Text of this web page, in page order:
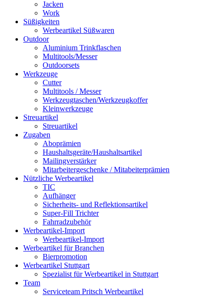
Jacken
Work
Süßigkeiten
Werbeartikel Süßwaren
Outdoor
Aluminium Trinkflaschen
Multitools/Messer
Outdoorsets
Werkzeuge
Cutter
Multitools / Messer
Werkzeugtaschen/Werkzeugkoffer
Kleinwerkzeuge
Streuartikel
Streuartikel
Zugaben
Aboprämien
Haushaltsgeräte/Haushaltsartikel
Mailingverstärker
Mitarbeitergeschenke / Mitabeiterprämien
Nützliche Werbeartikel
TIC
Aufhänger
Sicherheits- und Reflektionsartikel
Super-Fill Trichter
Fahrradzubehör
Werbeartikel-Import
Werbeartikel-Import
Werbeartikel für Branchen
Bierpromotion
Werbeartikel Stuttgart
Spezialist für Werbeartikel in Stuttgart
Team
Serviceteam Pritsch Werbeartikel